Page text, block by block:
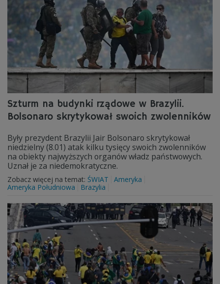
Szturm na budynki rządowe w Brazylii.
Bolsonaro skrytykował swoich zwolenników
Były prezydent Brazylii Jair Bolsonaro skrytykował
niedzielny (8.01) atak kilku tysięcy swoich zwolenników
na obiekty najwyższych organów władz państwowych.
Uznał je za niedemokratyczne.
Zobacz więcej na temat: ŚWIAT
Ameryka
Ameryka Południowa
Brazylia